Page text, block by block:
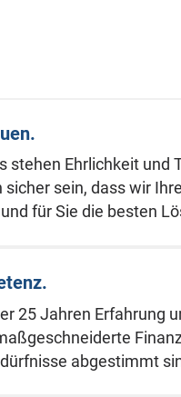
stehen Ehrlichkeit und
sicher sein, dass wir
für Sie die besten
25 Jahren Erfahrung
abgestimmt